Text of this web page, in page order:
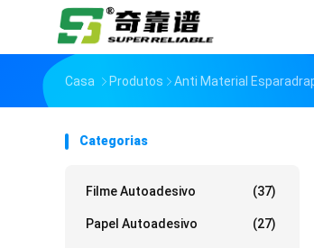
Casa Produtos Anti Material
Categorias
Filme Autoadesivo (37)
Papel Autoadesivo (27)